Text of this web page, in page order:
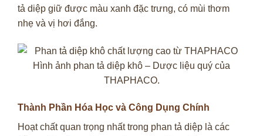
tả diệp giữ được màu xanh đặc trưng, có mùi thơm
nhẹ và vị hơi đắng.
Hình ảnh phan tả diệp khô – Dược liệu quý của
THAPHACO.
Thành Phần Hóa Học và Công Dụng Chính
Hoạt chất quan trọng nhất trong phan tả diệp là các